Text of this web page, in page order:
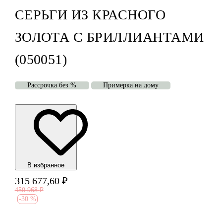
СЕРЬГИ ИЗ КРАСНОГО
ЗОЛОТА С БРИЛЛИАНТАМИ
(050051)
Рассрочка без % Примерка на дому
В избранноe
315 677,60 ₽
450 968 ₽
-30 %